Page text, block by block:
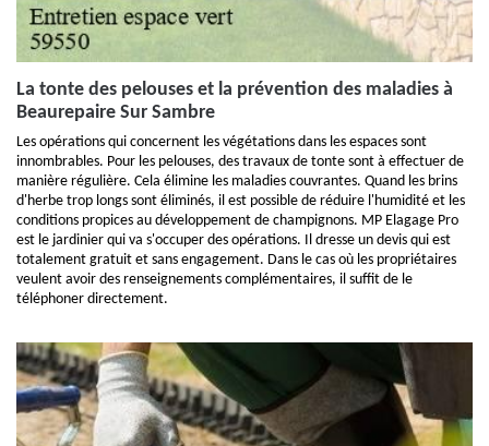
La tonte des pelouses et la prévention des maladies à
Beaurepaire Sur Sambre
Les opérations qui concernent les végétations dans les espaces sont
innombrables. Pour les pelouses, des travaux de tonte sont à effectuer de
manière régulière. Cela élimine les maladies couvrantes. Quand les brins
d'herbe trop longs sont éliminés, il est possible de réduire l'humidité et les
conditions propices au développement de champignons. MP Elagage Pro
est le jardinier qui va s'occuper des opérations. Il dresse un devis qui est
totalement gratuit et sans engagement. Dans le cas où les propriétaires
veulent avoir des renseignements complémentaires, il suffit de le
téléphoner directement.